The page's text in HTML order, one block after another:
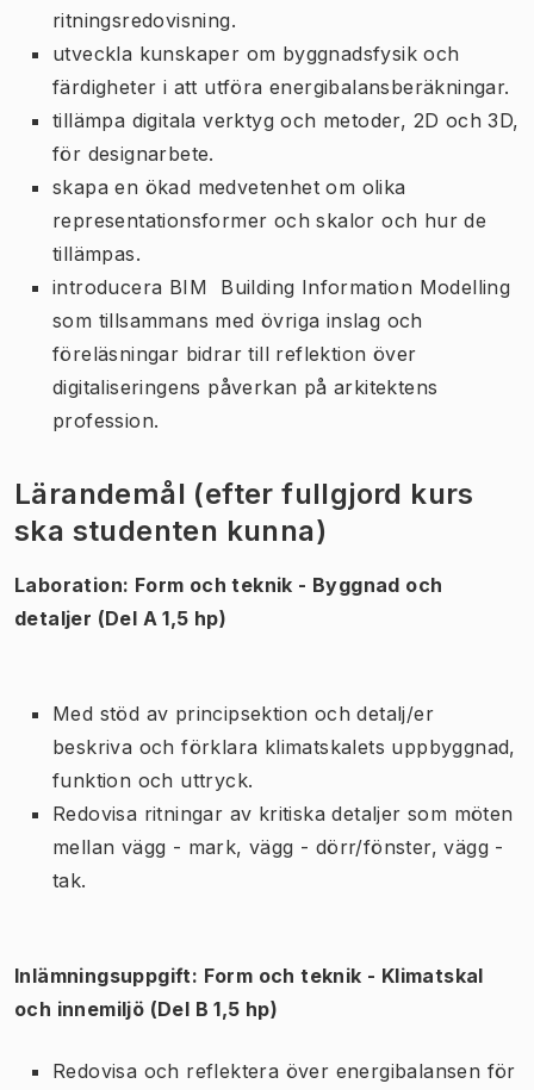
ritningsredovisning.
utveckla kunskaper om byggnadsfysik och
färdigheter i att utföra energibalansberäkningar.
tillämpa digitala verktyg och metoder, 2D och 3D,
för designarbete.
skapa en ökad medvetenhet om olika
representationsformer och skalor och hur de
tillämpas.
introducera BIM  Building Information Modelling
som tillsammans med övriga inslag och
föreläsningar bidrar till reflektion över
digitaliseringens påverkan på arkitektens
profession.
Lärandemål (efter fullgjord kurs
ska studenten kunna)
Laboration: Form och teknik - Byggnad och
detaljer (Del A 1,5 hp)
Med stöd av principsektion och detalj/er
beskriva och förklara klimatskalets uppbyggnad,
funktion och uttryck.
Redovisa ritningar av kritiska detaljer som möten
mellan vägg - mark, vägg - dörr/fönster, vägg -
tak.
Inlämningsuppgift: Form och teknik - Klimatskal
och innemiljö (Del B 1,5 hp)
Redovisa och reflektera över energibalansen för